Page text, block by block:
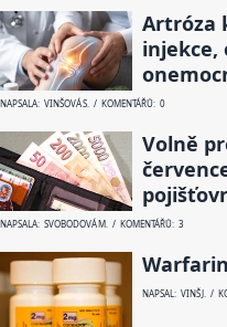
Artróza
injekce,
NAPSALA: VINŠOVÁ S. / KOMENTÁŘŮ: 0
Volně
NAPSALA: SVOBODOVÁ M. / KOMENTÁŘŮ: 3
Warfarin
NAPSAL: VINŠ J. /